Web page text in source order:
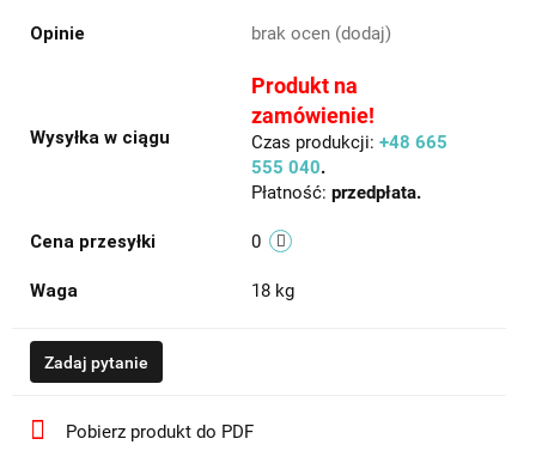
Opinie brak ocen (dodaj)
Wysyłka w ciągu
Produkt na
zamówienie!
Czas produkcji: +48 665
555 040.
Płatność: przedpłata.
Cena przesyłki 0
Waga 18 kg
Zadaj pytanie
Pobierz produkt do PDF